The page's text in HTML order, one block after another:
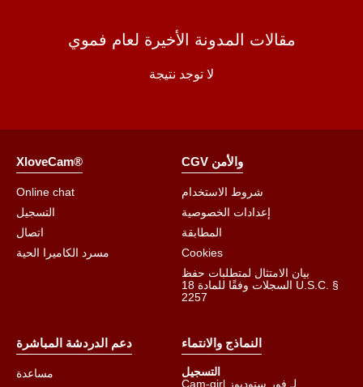
مقالات المدونة الأخيرة لعام فموي
لا توجد نتيجة
XloveCam®
Online chat
التسجيل
اتصال
مسرد الكاميرا الحية
CGV والأمن
شروط الاستخدام
إعدادات الخصوصية
المطابقة
Cookies
بيان الامتثال لمتطلبات حفظ
السجلات وفقًا للمادة 18 U.S.C. §
2257
دعم الدردشة المباشرة
مساعدة
النماذج والانتماء
التسجيل
Cam-girl لـ فور ستوديوز